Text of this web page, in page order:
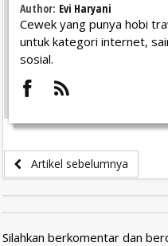
Author: Evi Haryani
Cewek yang punya hobi
untuk kategori internet,
sosial.
Artikel sebelumnya
Silahkan berkomentar dan